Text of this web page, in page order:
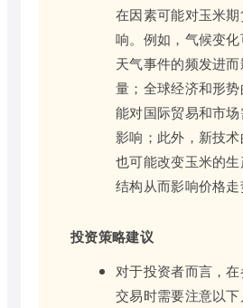
在因素可能对玉米
响。例如，气候变
天气事件的频发进
量；全球经济和形
能对国际贸易和市
影响；此外，新技
也可能改变玉米的
结构从而影响价格走
投资策略建议
对于投资者而言，
交易时需要注意以下